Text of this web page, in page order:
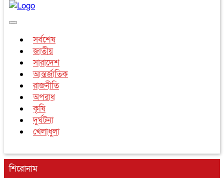
Toggle
navigationসর্বশেষ
জাতীয়
সারাদেশ
আন্তর্জাতিক
রাজনীতি
অপরাধ
কৃষি
দুর্ঘটনা
খেলাধুলা
শিরোনাম